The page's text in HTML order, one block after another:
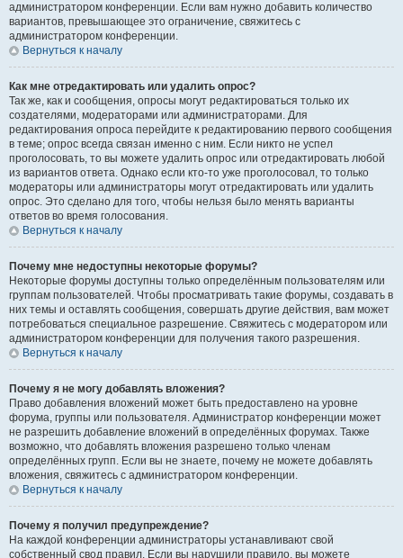
администратором конференции. Если вам нужно добавить количество
вариантов, превышающее это ограничение, свяжитесь с
администратором конференции.
Вернуться к началу
Как мне отредактировать или удалить опрос?
Так же, как и сообщения, опросы могут редактироваться только их
создателями, модераторами или администраторами. Для
редактирования опроса перейдите к редактированию первого сообщения
в теме; опрос всегда связан именно с ним. Если никто не успел
проголосовать, то вы можете удалить опрос или отредактировать любой
из вариантов ответа. Однако если кто-то уже проголосовал, то только
модераторы или администраторы могут отредактировать или удалить
опрос. Это сделано для того, чтобы нельзя было менять варианты
ответов во время голосования.
Вернуться к началу
Почему мне недоступны некоторые форумы?
Некоторые форумы доступны только определённым пользователям или
группам пользователей. Чтобы просматривать такие форумы, создавать в
них темы и оставлять сообщения, совершать другие действия, вам может
потребоваться специальное разрешение. Свяжитесь с модератором или
администратором конференции для получения такого разрешения.
Вернуться к началу
Почему я не могу добавлять вложения?
Право добавления вложений может быть предоставлено на уровне
форума, группы или пользователя. Администратор конференции может
не разрешить добавление вложений в определённых форумах. Также
возможно, что добавлять вложения разрешено только членам
определённых групп. Если вы не знаете, почему не можете добавлять
вложения, свяжитесь с администратором конференции.
Вернуться к началу
Почему я получил предупреждение?
На каждой конференции администраторы устанавливают свой
собственный свод правил. Если вы нарушили правило, вы можете